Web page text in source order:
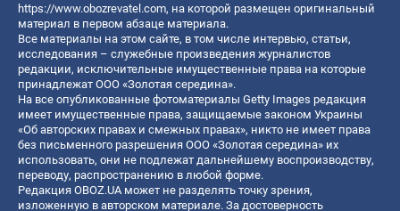
https://www.obozrevatel.com, на которой размещен оригинальный
материал в первом абзаце материала.
Все материалы на этом сайте, в том числе интервью, статьи,
исследования – служебные произведения журналистов
редакции, исключительные имущественные права на которые
принадлежат ООО «Золотая середина».
На все опубликованные фотоматериалы Getty Images редакция
имеет имущественные права, защищаемые законом Украины
«Об авторских правах и смежных правах», никто не имеет права
без письменного разрешения ООО «Золотая середина» их
использовать, они не подлежат дальнейшему воспроизводству,
переводу, распространению в любой форме.
Редакция OBOZ.UA может не разделять точку зрения,
изложенную в авторском материале. За достоверность